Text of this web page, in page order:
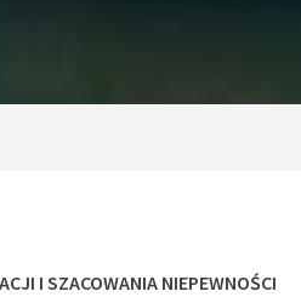
I SZACOWANIA NIEPEWNOŚCI